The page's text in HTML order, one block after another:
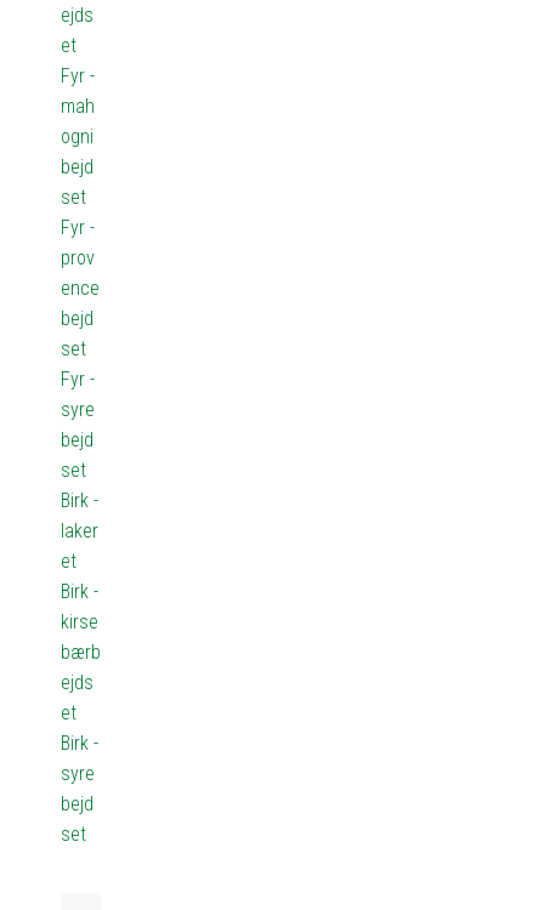
ejds
et
Fyr -
mah
ogni
bejd
set
Fyr -
prov
ence
bejd
set
Fyr -
syre
bejd
set
Birk -
laker
et
Birk -
kirse
bærb
ejds
et
Birk -
syre
bejd
set